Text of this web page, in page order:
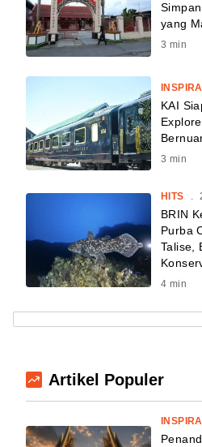
yang
3 min
KAI
3 min
HITS
BRIN
Purba
Talise,
4 min
Artikel Populer